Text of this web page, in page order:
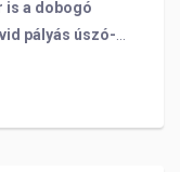
is a dobogó
pályás úszó-